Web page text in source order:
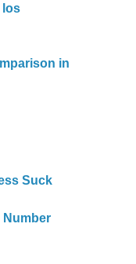
los
in
Suck
Number